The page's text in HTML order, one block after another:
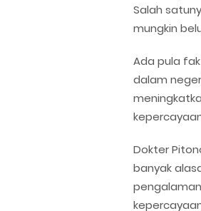
Salah
mungkin
Ada pula
dalam
Dokter
banyak